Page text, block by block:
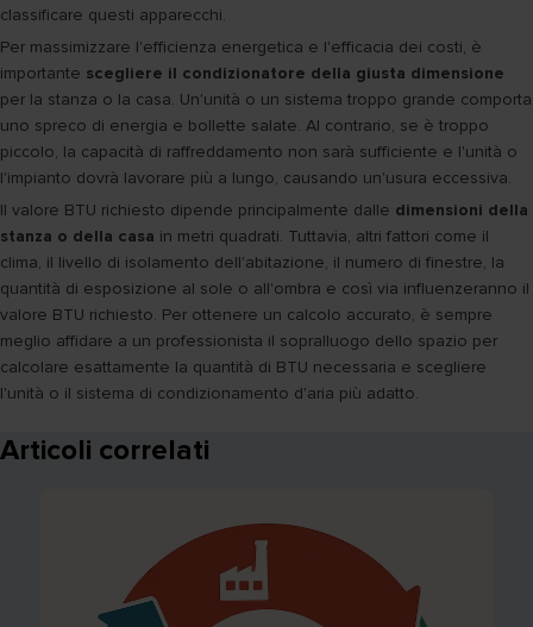
classificare questi apparecchi.
Per massimizzare l'efficienza energetica e l'efficacia dei costi, è
importante scegliere il condizionatore della giusta dimensione
per la stanza o la casa. Un'unità o un sistema troppo grande comporta
uno spreco di energia e bollette salate. Al contrario, se è troppo
piccolo, la capacità di raffreddamento non sarà sufficiente e l'unità o
l'impianto dovrà lavorare più a lungo, causando un'usura eccessiva.
Il valore BTU richiesto dipende principalmente dalle dimensioni della
stanza o della casa in metri quadrati. Tuttavia, altri fattori come il
clima, il livello di isolamento dell'abitazione, il numero di finestre, la
quantità di esposizione al sole o all'ombra e così via influenzeranno il
valore BTU richiesto. Per ottenere un calcolo accurato, è sempre
meglio affidare a un professionista il sopralluogo dello spazio per
calcolare esattamente la quantità di BTU necessaria e scegliere
l'unità o il sistema di condizionamento d'aria più adatto.
Articoli correlati